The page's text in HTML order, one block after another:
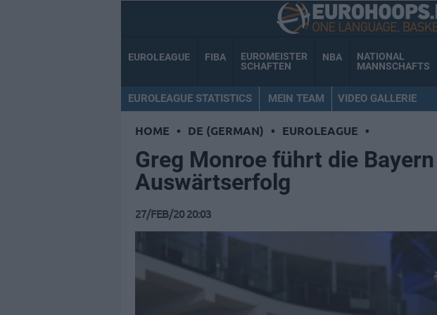
EUROLEAGUE FIBA
EUROMEISTER
SCHAFTEN
NBA
NATIONAL
MANNSCHAFTS
EUROLEAGUE STATISTICS MEIN TEAM VIDEO GALLERIE
HOME • DE (GERMAN) • EUROLEAGUE •
Greg Monroe führt die
Auswärtserfolg
27/FEB/20 20:03